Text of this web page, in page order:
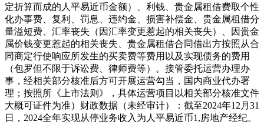
定折算而成的人平易近币金额）、利钱、贵金属租借费取个性
化办事费、复利、罚息、违约金、损害补偿金、贵金属租借分
量溢短费、汇率丧失（因汇率变更惹起的相关丧失）、因贵金
属价钱变更惹起的相关丧失、贵金属租借合同借出方按照从合
同商定行使响应所发生的买卖费等费用以及实现债务的费用
（包罗但不限于诉讼费、律师费等）。接管委托运营办理办
事，经相关部分核准后方可开展运营勾当，国内商业代办署
理；按照所《上市法则》，具体运营项目以相关部分核准文件
大概可证件为准）财政数据（未经审计）：截至2024年12月31
日，2024全年实现从停业务收入为人平易近币1,房地产经纪。